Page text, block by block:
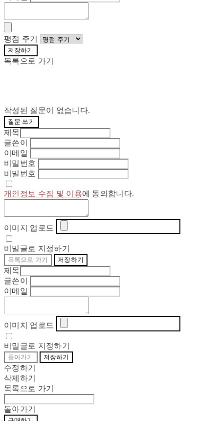
평점 주기
저장하기
목록으로 가기
작성된 질문이 없습니다.
질문 쓰기
제목
글쓴이
이메일
비밀번호
비밀번호
개인정보 수집 및 이용에 동의합니다.
이미지 업로드
비밀글로 지정하기
목록으로 가기 저장하기
제목
글쓴이
이메일
이미지 업로드
비밀글로 지정하기
돌아가기 저장하기
수정하기
삭제하기
목록으로 가기
돌아가기